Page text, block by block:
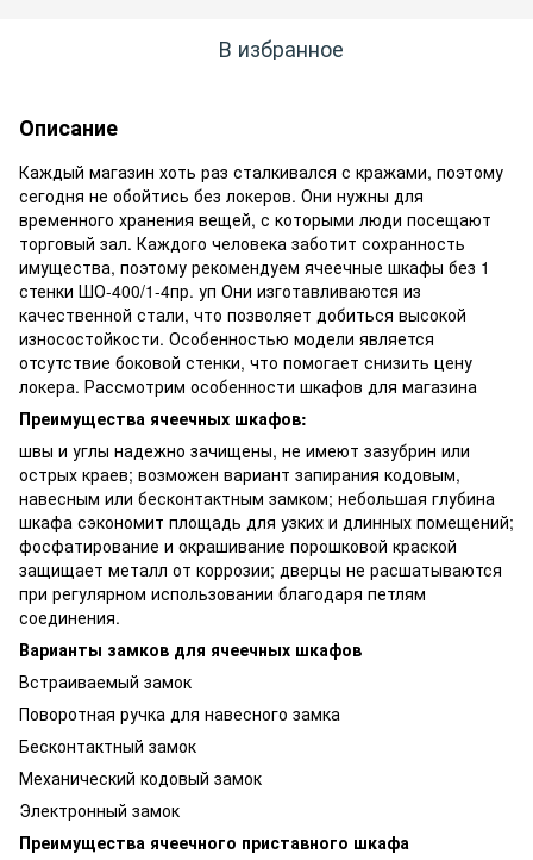
В избранное
Описание
Каждый магазин хоть раз сталкивался с кражами, поэтому
сегодня не обойтись без локеров. Они нужны для
временного хранения вещей, с которыми люди посещают
торговый зал. Каждого человека заботит сохранность
имущества, поэтому рекомендуем ячеечные шкафы без 1
стенки ШО-400/1-4пр. уп Они изготавливаются из
качественной стали, что позволяет добиться высокой
износостойкости. Особенностью модели является
отсутствие боковой стенки, что помогает снизить цену
локера. Рассмотрим особенности шкафов для магазина
Преимущества ячеечных шкафов:
швы и углы надежно зачищены, не имеют зазубрин или
острых краев; возможен вариант запирания кодовым,
навесным или бесконтактным замком; небольшая глубина
шкафа сэкономит площадь для узких и длинных помещений;
фосфатирование и окрашивание порошковой краской
защищает металл от коррозии; дверцы не расшатываются
при регулярном использовании благодаря петлям
соединения.
Варианты замков для ячеечных шкафов
Встраиваемый замок
Поворотная ручка для навесного замка
Бесконтактный замок
Механический кодовый замок
Электронный замок
Преимущества ячеечного приставного шкафа